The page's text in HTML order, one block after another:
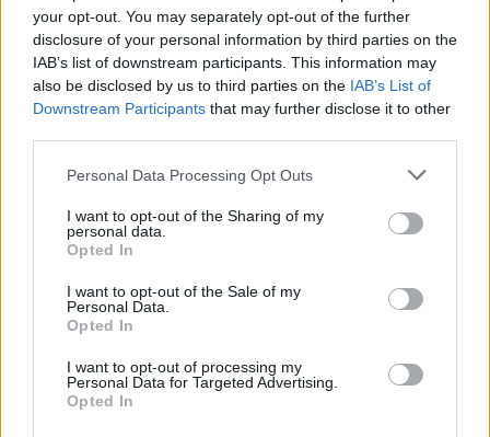
your opt-out. You may separately opt-out of the further
disclosure of your personal information by third parties on the
IAB’s list of downstream participants. This information may
also be disclosed by us to third parties on the IAB’s List of
Downstream Participants that may further disclose it to other
Personal Data Processing Opt Outs
I want to opt-out of the Sharing of my
personal data.
Opted In
I want to opt-out of the Sale of my
Personal Data.
Opted In
I want to opt-out of processing my
Personal Data for Targeted Advertising.
Opted In
Žiūrimiausi įrašai
Žinios | Lietuvos diena
00:00:30
Vaizdai iš tragiškos avarijos Vilniaus r.: dviejų moterų ir
vaiko gyvybių išgelbėti nepavyko
Žinios | Lietuvos diena